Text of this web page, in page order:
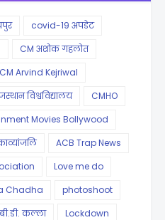
covid-19 अपडेट
CM अशोक गहलोत
CM Arvind Kejriwal
विश्वविद्यालय
CMHO
Movies Bollywood
ACB Trap News
Love me do
Chadha
photoshoot
बी.डी. कल्ला
Lockdown